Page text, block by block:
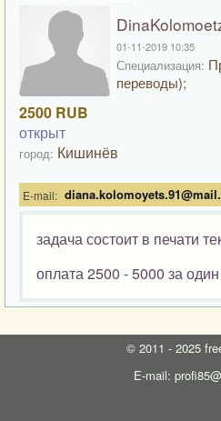
01-11-2019 10:35
Специализация:
переводы);
2500 RUB
открыт
город: Кишинёв
E-mail:
задача состоит в печати
оплата 2500 - 5000 за
© 2011 - 2025
E-mail: